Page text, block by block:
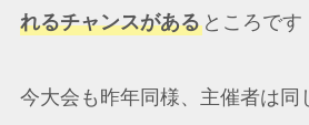
れるチャンスがあるところです
今大会も昨年同様、主催者は同